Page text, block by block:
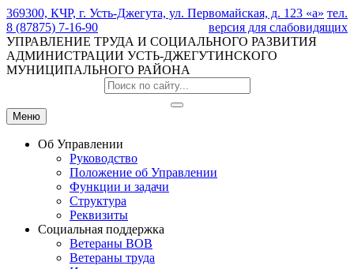
369300, КЧР, г. Усть-Джегута, ул. Первомайская, д. 123 «а» тел.
8 (87875) 7-16-90
версия для слабовидящих
УПРАВЛЕНИЕ ТРУДА И СОЦИАЛЬНОГО РАЗВИТИЯ
АДМИНИСТРАЦИИ УСТЬ-ДЖЕГУТИНСКОГО
МУНИЦИПАЛЬНОГО РАЙОНА
Меню
Об Управлении
Руководство
Положение об Управлении
Функции и задачи
Структура
Реквизиты
Социальная поддержка
Ветераны ВОВ
Ветераны труда